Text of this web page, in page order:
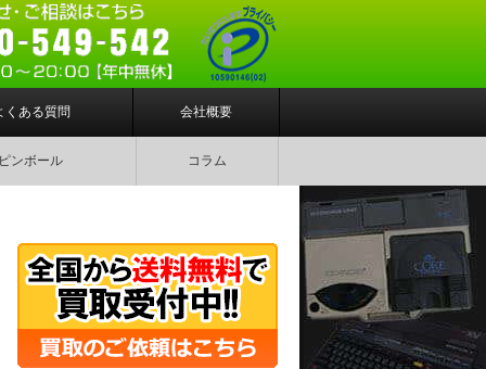
くある質問 会社概要
ンボール コラム